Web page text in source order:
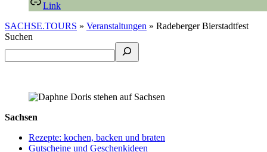
Link
SACHSE.TOURS » Veranstaltungen » Radeberger Bierstadtfest
Suchen
Sachsen
Rezepte: kochen, backen und braten
Gutscheine und Geschenkideen